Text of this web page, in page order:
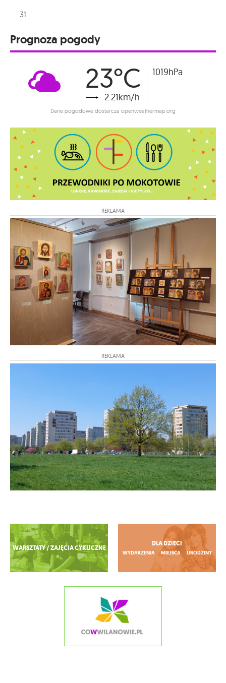
31
Prognoza pogody
23°C
2.21km/h
1019hPa
Dane pogodowe dostarcza openweathermap.org
REKLAMA
REKLAMA
Zobacz więcej
WARSZTATY / ZAJĘCIA CYKLICZNE
DLA DZIECI
WYDARZENIA MIEJSCA URODZINY